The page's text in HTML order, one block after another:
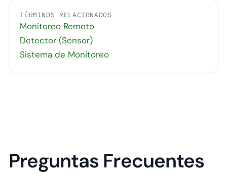
TÉRMINOS RELACIONADOS
Monitoreo Remoto
Detector (Sensor)
Sistema de Monitoreo
Preguntas Frecuentes